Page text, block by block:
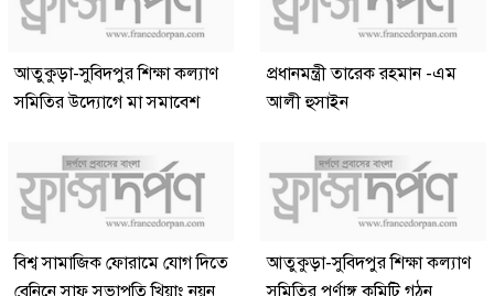
আতুকুড়া-সুবিদপুর শিক্ষা কল্যাণ
সমিতির উদ্যোগে মা সমাবেশ
প্রধানমন্ত্রী তারেক রহমান -এম
আলী হুসাইন
বিশ্ব সামাজিক ফোরামে যোগ দিতে
আতুকুড়া-সুবিদপুর শিক্ষা কল্যাণ